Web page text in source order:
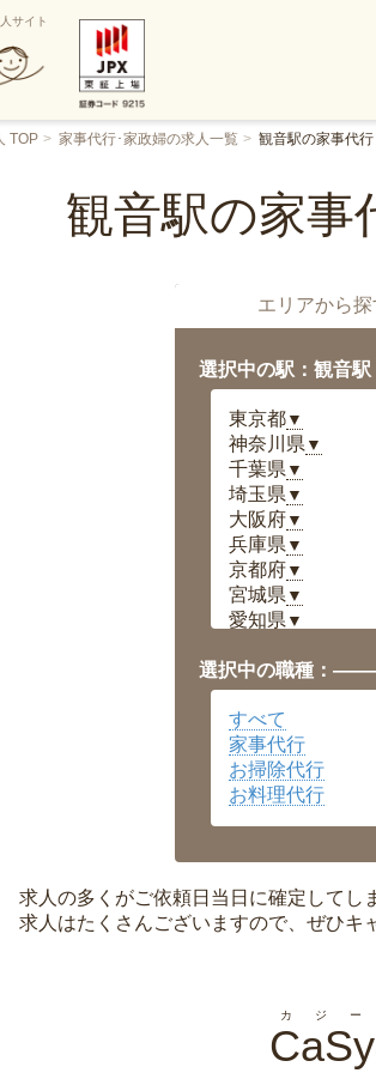
サイト
TOP 家事代行･家政婦の求人一覧 観音駅の家事代行
観音駅の家事
エリアから探
選択中の駅：観音駅
東京都▼
神奈川県 ▼
千葉県 ▼
埼玉県 ▼
大阪府▼
兵庫県 ▼
京都府▼
宮城県 ▼
愛知県 ▼
岡山県▼
広島県▼
沖縄県
選択中の職種：
すべて
家事代行
お掃除代行
お料理代行
求人の多くがご依頼日当日に確定してし
求人はたくさんございますので、ぜひキ
CaSy
カジー